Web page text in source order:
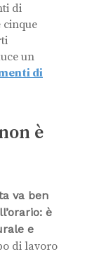
di
cinque
un
di
è
va ben
è
e
di lavoro